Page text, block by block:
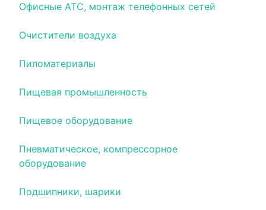
Офисные АТС, монтаж телефонных сетей
Очистители воздуха
Пиломатериалы
Пищевая промышленность
Пищевое оборудование
Пневматическое, компрессорное
оборудование
Подшипники, шарики